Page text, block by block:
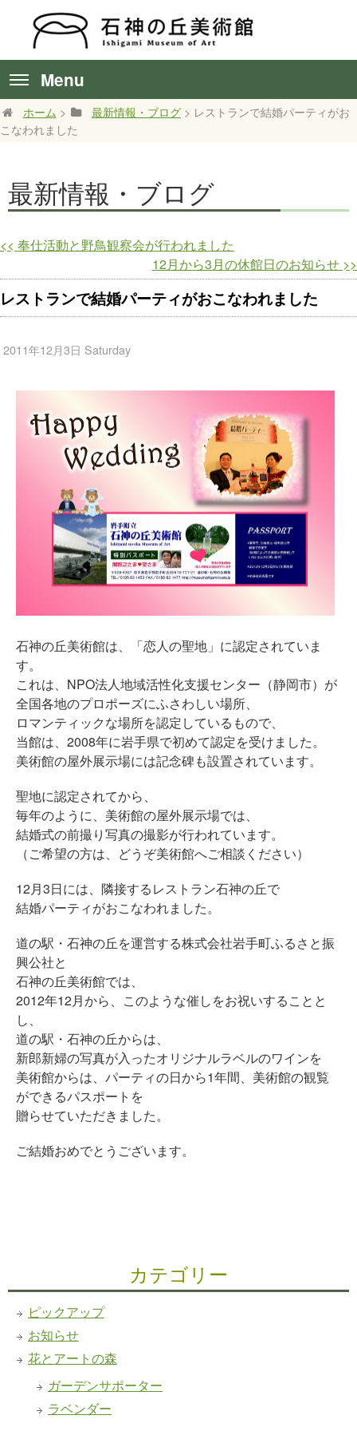
Menu
ホーム > 最新情報・ブログ > レストランで結婚パーティがお
こなわれました
最新情報・ブログ
<< 奉仕活動と野鳥観察会が行われました
12月から3月の休館日のお知らせ >>
レストランで結婚パーティがおこなわれました
2011年12月3日 Saturday
石神の丘美術館は、「恋人の聖地」に認定されていま
す。
これは、NPO法人地域活性化支援センター（静岡市）が
全国各地のプロポーズにふさわしい場所、
ロマンティックな場所を認定しているもので、
当館は、2008年に岩手県で初めて認定を受けました。
美術館の屋外展示場には記念碑も設置されています。
聖地に認定されてから、
毎年のように、美術館の屋外展示場では、
結婚式の前撮り写真の撮影が行われています。
（ご希望の方は、どうぞ美術館へご相談ください）
12月3日には、隣接するレストラン石神の丘で
結婚パーティがおこなわれました。
道の駅・石神の丘を運営する株式会社岩手町ふるさと振
興公社と
石神の丘美術館では、
2012年12月から、このような催しをお祝いすることと
し、
道の駅・石神の丘からは、
新郎新婦の写真が入ったオリジナルラベルのワインを
美術館からは、パーティの日から1年間、美術館の観覧
ができるパスポートを
贈らせていただきました。
ご結婚おめでとうございます。
カテゴリー
ピックアップ
お知らせ
花とアートの森
ガーデンサポーター
ラベンダー